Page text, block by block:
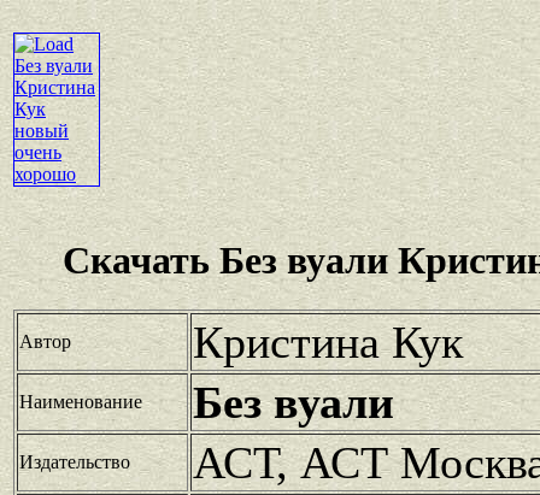
Скачать Без вуали
Автор Кристина Кук
Наименование Без вуали
Издательство АСТ, АСТ